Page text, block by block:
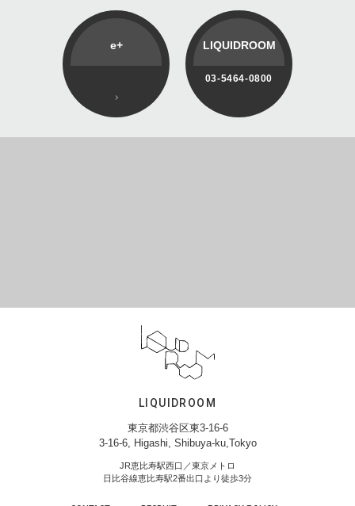
e+ LIQUIDROOM
03-5464-0800
LIQUIDROOM
東京都渋谷区東3-16-6
3-16-6, Higashi, Shibuya-ku,Tokyo
JR恵比寿駅西口／東京メトロ
日比谷線恵比寿駅2番出口より徒歩3分